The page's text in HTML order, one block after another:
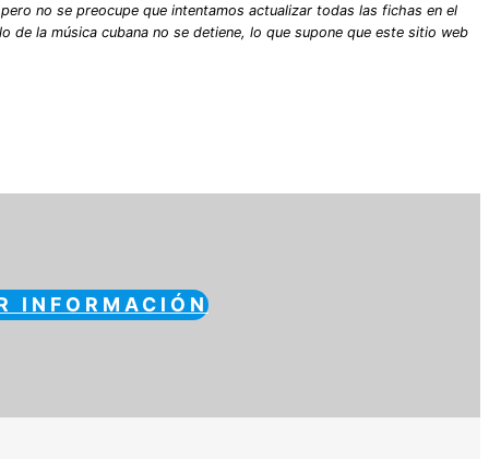
no se preocupe que intentamos actualizar todas las fichas en el
la música cubana no se detiene, lo que supone que este sitio web
INFORMACIÓN